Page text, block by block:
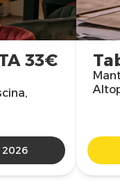
33€
2026